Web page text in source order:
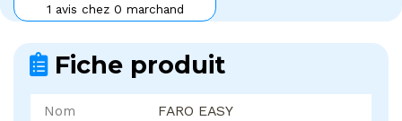
1 avis chez 0 marchand
Fiche produit
Nom
FARO EASY